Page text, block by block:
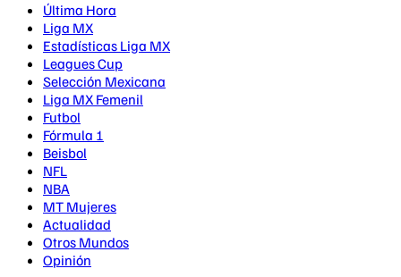
Última Hora
Liga MX
Estadísticas Liga MX
Leagues Cup
Selección Mexicana
Liga MX Femenil
Futbol
Fórmula 1
Beisbol
NFL
NBA
MT Mujeres
Actualidad
Otros Mundos
Opinión